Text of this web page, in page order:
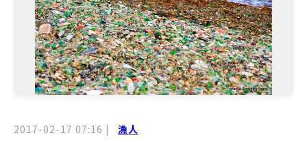
2017-02-17 07:16 | 漁人